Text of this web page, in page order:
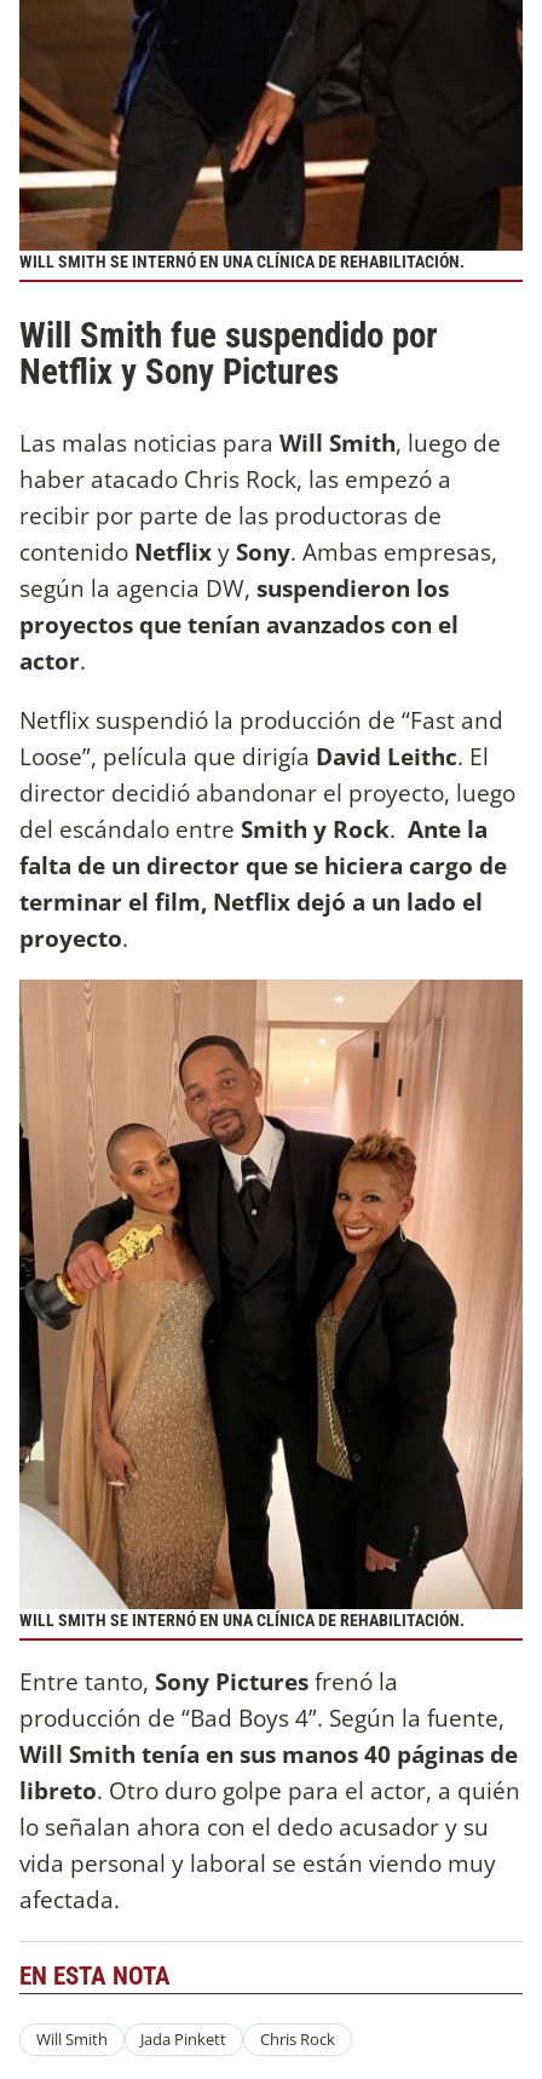
WILL SMITH SE INTERNÓ EN UNA CLÍNICA DE REHABILITACIÓN.
Will Smith fue suspendido por
Netflix y Sony Pictures
Las malas noticias para Will Smith, luego de
haber atacado Chris Rock, las empezó a
recibir por parte de las productoras de
contenido NetflixySony. Ambas empresas,
según la agencia DW, suspendieron los
proyectos que tenían avanzados con el
actor.
Netflix suspendió la producción de “Fast and
Loose”, película que dirigía David Leithc. El
director decidió abandonar el proyecto, luego
del escándalo entre Smith y Rock. Ante la
falta de un director que se hiciera cargo de
terminar el film, Netflix dejó a un lado el
proyecto.
WILL SMITH SE INTERNÓ EN UNA CLÍNICA DE REHABILITACIÓN.
Entre tanto, Sony Picturesfrenó la
producción de “Bad Boys 4”. Según la fuente,
Will Smith tenía en sus manos 40 páginas de
libreto. Otro duro golpe para el actor, a quién
lo señalan ahora con el dedo acusador y su
vida personal y laboral se están viendo muy
afectada.
EN ESTA NOTA
Will Smith Jada Pinkett Chris Rock